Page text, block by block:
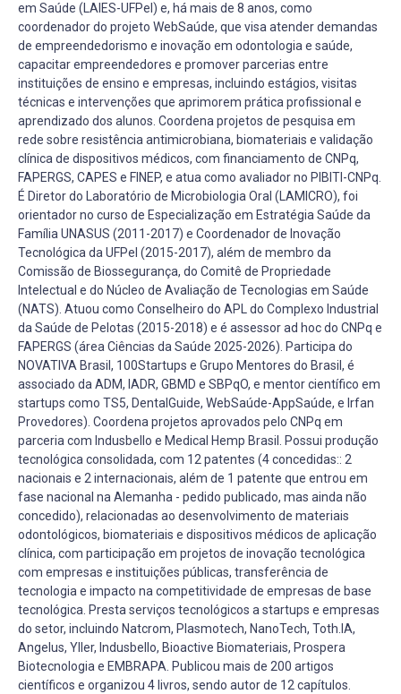
em Saúde (LAIES-UFPel) e, há mais de 8 anos, como
coordenador do projeto WebSaúde, que visa atender demandas
de empreendedorismo e inovação em odontologia e saúde,
capacitar empreendedores e promover parcerias entre
instituições de ensino e empresas, incluindo estágios, visitas
técnicas e intervenções que aprimorem prática profissional e
aprendizado dos alunos. Coordena projetos de pesquisa em
rede sobre resistência antimicrobiana, biomateriais e validação
clínica de dispositivos médicos, com financiamento de CNPq,
FAPERGS, CAPES e FINEP, e atua como avaliador no PIBITI-CNPq.
É Diretor do Laboratório de Microbiologia Oral (LAMICRO), foi
orientador no curso de Especialização em Estratégia Saúde da
Família UNASUS (2011-2017) e Coordenador de Inovação
Tecnológica da UFPel (2015-2017), além de membro da
Comissão de Biossegurança, do Comitê de Propriedade
Intelectual e do Núcleo de Avaliação de Tecnologias em Saúde
(NATS). Atuou como Conselheiro do APL do Complexo Industrial
da Saúde de Pelotas (2015-2018) e é assessor ad hoc do CNPq e
FAPERGS (área Ciências da Saúde 2025-2026). Participa do
NOVATIVA Brasil, 100Startups e Grupo Mentores do Brasil, é
associado da ADM, IADR, GBMD e SBPqO, e mentor científico em
startups como TS5, DentalGuide, WebSaúde-AppSaúde, e Irfan
Provedores). Coordena projetos aprovados pelo CNPq em
parceria com Indusbello e Medical Hemp Brasil. Possui produção
tecnológica consolidada, com 12 patentes (4 concedidas:: 2
nacionais e 2 internacionais, além de 1 patente que entrou em
fase nacional na Alemanha - pedido publicado, mas ainda não
concedido), relacionadas ao desenvolvimento de materiais
odontológicos, biomateriais e dispositivos médicos de aplicação
clínica, com participação em projetos de inovação tecnológica
com empresas e instituições públicas, transferência de
tecnologia e impacto na competitividade de empresas de base
tecnológica. Presta serviços tecnológicos a startups e empresas
do setor, incluindo Natcrom, Plasmotech, NanoTech, Toth.IA,
Angelus, Yller, Indusbello, Bioactive Biomateriais, Prospera
Biotecnologia e EMBRAPA. Publicou mais de 200 artigos
científicos e organizou 4 livros, sendo autor de 12 capítulos.